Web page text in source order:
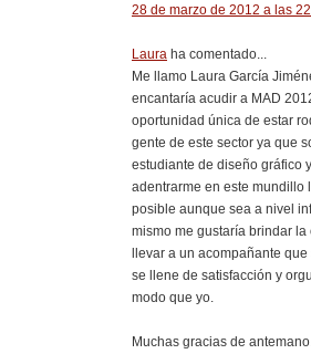
28 de marzo de 2012 a las
Laura ha comentado...
Me llamo Laura García
encantaría acudir a MAD
oportunidad única de estar
gente de este sector ya que
estudiante de diseño gráfico
adentrarme en este mundillo
posible aunque sea a nivel
mismo me gustaría brindar la
llevar a un acompañante
se llene de satisfacción y
modo que yo.
Muchas gracias de antemano.